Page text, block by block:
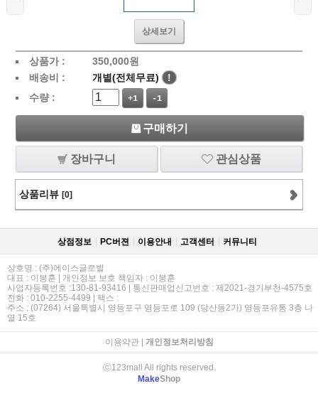
상세보기
상품가 : 350,000원
배송비 :
개별(전체무료)
!
수량 :
+1 -1
구매하기
장바구니 관심상품
상품리뷰 [0]
상점정보 PC버젼 이용안내 고객센터 커뮤니티
상호명 : (주)에이스글로벌
대표 : 이봉훈 | 개인정보 보호 책임자 : 이봉훈
사업자등록번호 :130-81-93416 | 통신판매업신고번호 : 제2021-경기부천-4575호
전화 : 010-2255-4499 | 팩스 :
주소 : (07264) 서울특별시 영등포구 영등포로 109 (당산동2가) 영등포유통 3층 나
열 15호
이용약관| 개인정보처리방침
ⓒ123mall All rights reserved.
MakeShop